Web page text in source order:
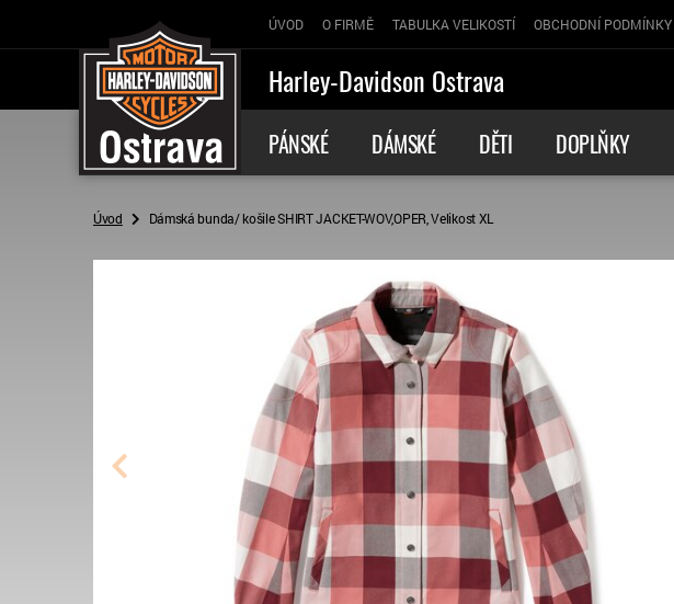
ÚVOD O FIRMĚ TABULKA VELIKOSTÍ OBCHODNÍ PODMÍNKY
Harley-Davidson Ostrava
PÁNSKÉ DÁMSKÉ DĚTI DOPLŇKY
Úvod Dámská bunda/ košile SHIRT JACKET-WOV,OPER, Velikost XL